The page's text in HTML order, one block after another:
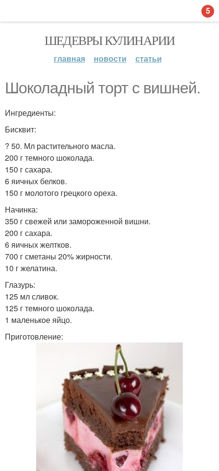
ШЕДЕВРЫ КУЛИНАРИИ
главная новости статьи
Шоколадный торт с вишней.
Ингредиенты:
Бисквит:
? 50. Мл растительного масла.
200 г темного шоколада.
150 г сахара.
6 яичных белков.
150 г молотого грецкого ореха.
Начинка:
350 г свежей или замороженной вишни.
200 г сахара.
6 яичных желтков.
700 г сметаны 20% жирности.
10 г желатина.
Глазурь:
125 мл сливок.
125 г темного шоколада.
1 маленькое яйцо.
Приготовление:
5